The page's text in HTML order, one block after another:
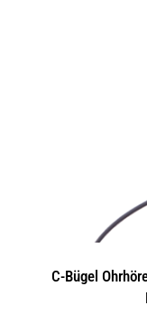
C-Bügel